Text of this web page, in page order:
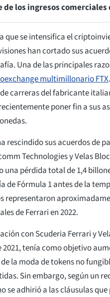
de los ingresos comerciales
que se intensifica el
han cortado sus
Una de las principales
multimillonario FTX
carreras del fabricante
poner fin a sus
rescindido sus acuerdos de
Technologies y Velas
una pérdida total de 1,4
de Fórmula 1 antes de la
representaron
de Ferrari en 2022.
con Scuderia Ferrari y
2021, tenía como objetivo
la moda de tokens no
Sin embargo, según un
se adhirió a las cláusulas